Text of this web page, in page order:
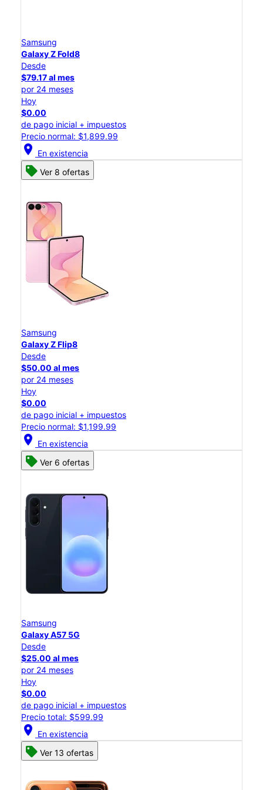
Samsung
Galaxy Z Fold8
Desde
$79.17 al mes
por 24 meses
Hoy
$0.00
de pago inicial + impuestos
Precio normal: $1,899.99
location_on En existencia
Ver 8 ofertas
Samsung
Galaxy Z Flip8
Desde
$50.00 al mes
por 24 meses
Hoy
$0.00
de pago inicial + impuestos
Precio normal: $1,199.99
location_on En existencia
Ver 6 ofertas
Samsung
Galaxy A57 5G
Desde
$25.00 al mes
por 24 meses
Hoy
$0.00
de pago inicial + impuestos
Precio total: $599.99
location_on En existencia
Ver 13 ofertas